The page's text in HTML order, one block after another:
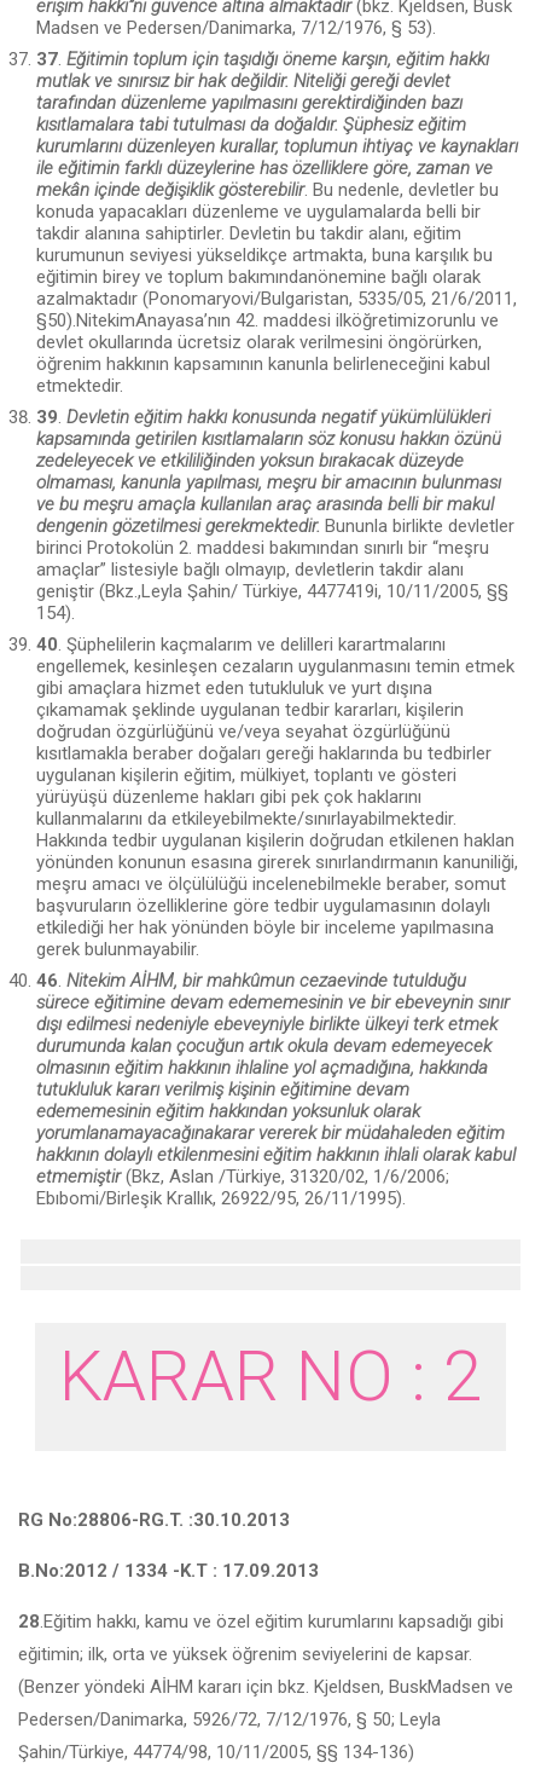
erişim hakkı”nı güvence altına almaktadır(bkz. Kjeldsen, Busk
Madsen ve Pedersen/Danimarka, 7/12/1976, § 53).
37. Eğitimin toplum için taşıdığı öneme karşın, eğitim hakkı
mutlak ve sınırsız bir hak değildir. Niteliği gereği devlet
tarafından düzenleme yapıl­masını gerektirdiğinden bazı
kısıtlamalara tabi tutulması da doğaldır. Şüphe­siz eğitim
kurumlarını düzenleyen kurallar, toplumun ihtiyaç ve kaynakları
ile eğitimin farklı düzeylerine has özelliklere göre, zaman ve
mekân içinde değişiklik gösterebilir. Bu nedenle, devletler bu
konuda yapacakları düzenleme ve uygulamalarda belli bir
takdir alanına sahiptirler. Devletin bu takdir alanı, eğitim
kurumunun seviyesi yükseldikçe artmakta, buna karşılık bu
eğitimin birey ve toplum bakımındanönemine bağlı olarak
azalmaktadır (Ponomaryo­vi/Bulgaristan, 5335/05, 21/6/2011,
§50).NitekimAnayasa’nın 42. maddesi il­köğretimizorunlu ve
devlet okullarında ücretsiz olarak verilmesini öngörürken,
öğrenim hakkının kapsamının kanunla belirleneceğini kabul
etmektedir.
39. Devletin eğitim hakkı konusunda negatif yükümlülükleri
kapsamında getirilen kısıtlamaların söz konusu hakkın özünü
zedeleyecek ve etkililiğinden yoksun bırakacak düzeyde
olmaması, kanunla yapılması, meşru bir amacının bulunması
ve bu meşru amaçla kullanılan araç arasında belli bir makul
dengenin gözetilmesi gerekmektedir. Bununla birlikte devletler
birinci Protokolün 2. maddesi bakımından sınırlı bir “meşru
amaçlar” listesiyle bağlı olmayıp, devletlerin takdir alanı
geniştir (Bkz.,Leyla Şahin/ Türkiye, 4477419i, 10/11/2005, §§
154).
40. Şüphelilerin kaçmalarım ve delilleri karartmalarını
engellemek, kesin­leşen cezaların uygulanmasını temin etmek
gibi amaçlara hizmet eden tutukluluk ve yurt dışına
çıkamamak şeklinde uygulanan tedbir kararları, kişilerin
doğrudan özgürlüğünü ve/veya seyahat özgürlüğünü
kısıtlamakla beraber doğaları gereği haklarında bu tedbirler
uygulanan kişilerin eğitim, mülkiyet, toplantı ve gösteri
yürüyüşü düzenleme hakları gibi pek çok haklarını
kullanmalarını da etkileye­bilmekte/sınırlayabilmektedir.
Hakkında tedbir uygulanan kişilerin doğrudan et­kilenen haklan
yönünden konunun esasına girerek sınırlandırmanın kanuniliği,
meşru amacı ve ölçülülüğü incelenebilmekle beraber, somut
başvuruların özelli­klerine göre tedbir uygulamasının dolaylı
etkilediği her hak yönünden böyle bir inceleme yapılmasına
gerek bulunmayabilir.
46. Nitekim AİHM, bir mahkûmun cezaevinde tutulduğu
sürece eğiti­mine devam edememesinin ve bir ebeveynin sınır
dışı edilmesi nedeniyle ebe­veyniyle birlikte ülkeyi terk etmek
durumunda kalan çocuğun artık okula de­vam edemeyecek
olmasının eğitim hakkının ihlaline yol açmadığına, hakkında
tutukluluk kararı verilmiş kişinin eğitimine devam
edememesinin eğitim hak­kından yoksunluk olarak
yorumlanamayacağınakarar vererek bir müdahale­den eğitim
hakkının dolaylı etkilenmesini eğitim hakkının ihlali olarak kabul
etmemiştir(Bkz, Aslan /Türkiye, 31320/02, 1/6/2006;
Ebıbomi/Birleşik Krallık, 26922/95, 26/11/1995).
KARAR NO : 2
RG No:28806-RG.T. :30.10.2013
B.No:2012 / 1334 -K.T : 17.09.2013
28.Eğitim hakkı, kamu ve özel eğitim kurumlarını kapsadığı gibi
eğiti­min; ilk, orta ve yüksek öğrenim seviyelerini de kapsar.
(Benzer yöndeki AİHM kararı için bkz. Kjeldsen, BuskMadsen ve
Pedersen/Danimarka, 5926/72, 7/12/1976, § 50; Leyla
Şahin/Türkiye, 44774/98, 10/11/2005, §§ 134-136)